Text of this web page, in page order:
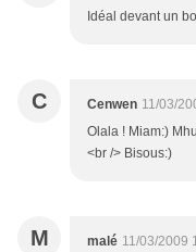
Idéal devant un
C Cenwen 11/03/
Olala ! Miam:)
<br /> Bisous:)
M malé 11/03/2009